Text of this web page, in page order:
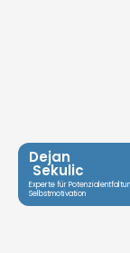
Dejan
‎ Sekulic
Experte für
Selbstmotivation